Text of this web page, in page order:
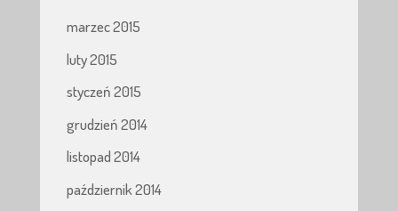
marzec 2015
luty 2015
styczeń 2015
grudzień 2014
listopad 2014
październik 2014